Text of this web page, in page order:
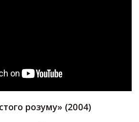
розуму» (2004)